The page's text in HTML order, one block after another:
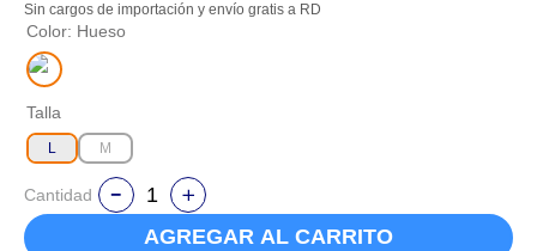
Sin cargos de importación y envío gratis a RD
Color: Hueso
Talla
L M
Cantidad
AGREGAR AL CARRITO